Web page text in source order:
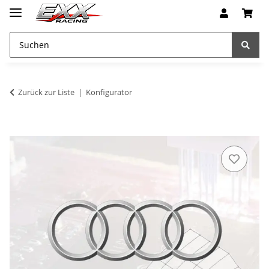
Zurück zur Liste Konfigurator